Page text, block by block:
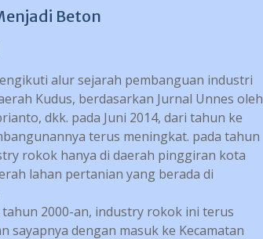
Beton
alur sejarah pembanguan industri
Kudus, berdasarkan Jurnal Unnes oleh
dkk. pada Juni 2014, dari tahun ke
terus meningkat. pada tahun
rokok hanya di daerah pinggiran kota
lahan pertanian yang berada di
tahun 2000-an, industry rokok ini terus
sayapnya dengan masuk ke Kecamatan